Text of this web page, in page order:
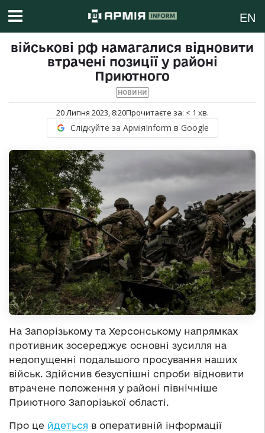
EN
військові рф намагалися відновити
втрачені позиції у районі
Приютного
НОВИНИ
20 Липня 2023, 8:20Прочитаєте за: < 1 хв.
Слідкуйте за АрміяInform в Google
На Запорізькому та Херсонському напрямках
противник зосереджує основні зусилля на
недопущенні подальшого просування наших
військ. Здійснив безуспішні спроби відновити
втрачене положення у районі північніше
Приютного Запорізької області.
Про це йдеться в оперативній інформації